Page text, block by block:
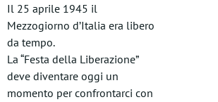
Il 25 aprile 1945 il
Mezzogiorno d’Italia era libero
da tempo.
La “Festa della Liberazione”
deve diventare oggi un
momento per confrontarci con